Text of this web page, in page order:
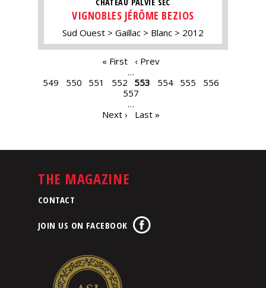
VIGNOBLES JÉRÔME BEZIOS
Sud Ouest Gaillac Blanc 2012
« First
‹ Prev
…
549
550 551 552 553 554 555
556
557
…
Next ›
Last »
THE MAGAZINE
CONTACT
JOIN US ON FACEBOOK